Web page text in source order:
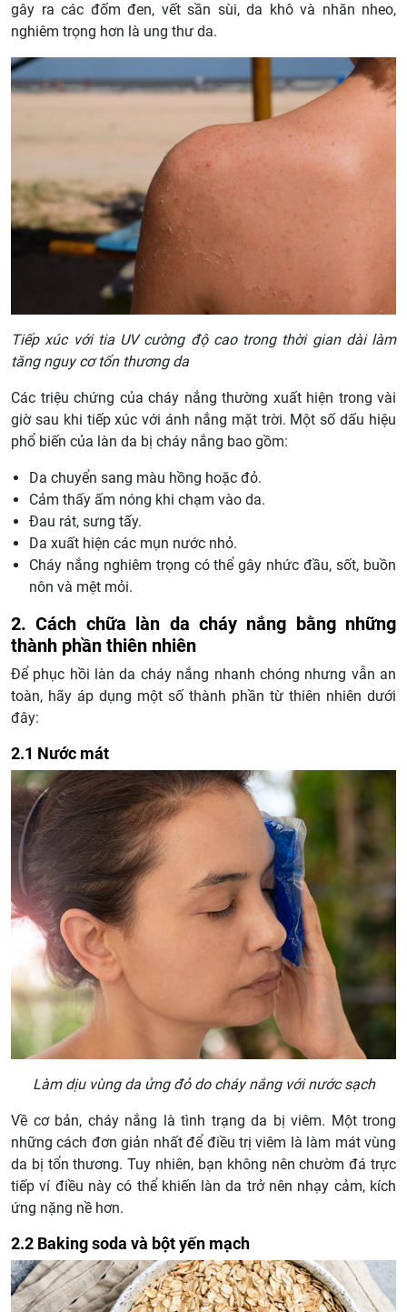
gây ra các đốm đen, vết sần sùi, da khô và nhăn nheo,
nghiêm trọng hơn là ung thư da.
Tiếp xúc với tia UV cường độ cao trong thời gian dài làm
tăng nguy cơ tổn thương da
Các triệu chứng của cháy nắng thường xuất hiện trong vài
giờ sau khi tiếp xúc với ánh nắng mặt trời. Một số dấu hiệu
phổ biến của làn da bị cháy nắng bao gồm:
Da chuyển sang màu hồng hoặc đỏ.
Cảm thấy ấm nóng khi chạm vào da.
Đau rát, sưng tấy.
Da xuất hiện các mụn nước nhỏ.
Cháy nắng nghiêm trọng có thể gây nhức đầu, sốt, buồn
nôn và mệt mỏi.
2. Cách chữa làn da cháy nắng bằng những
thành phần thiên nhiên
Để phục hồi làn da cháy nắng nhanh chóng nhưng vẫn an
toàn, hãy áp dụng một số thành phần từ thiên nhiên dưới
đây:
2.1 Nước mát
Làm dịu vùng da ửng đỏ do cháy nắng với nước sạch
Về cơ bản, cháy nắng là tình trạng da bị viêm. Một trong
những cách đơn giản nhất để điều trị viêm là làm mát vùng
da bị tổn thương. Tuy nhiên, bạn không nên chườm đá trực
tiếp ví điều này có thể khiến làn da trở nên nhạy cảm, kích
ứng nặng nề hơn.
2.2 Baking soda và bột yến mạch